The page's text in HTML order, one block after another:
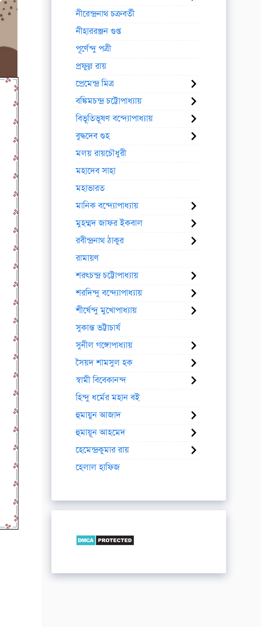
নীরেন্দ্রনাথ চক্রবর্তী
নীহাররঞ্জন গুপ্ত
পূর্ণেন্দু পত্রী
প্রফুল্ল রায়
প্রেমেন্দ্র মিত্র
বঙ্কিমচন্দ্র চট্টোপাধ্যায়
বিভূতিভূষণ বন্দ্যোপাধ্যায়
বুদ্ধদেব গুহ
মলয় রায়চৌধুরী
মহাদেব সাহা
মহাভারত
মানিক বন্দ্যোপাধ্যায়
মুহম্মদ জাফর ইকবাল
রবীন্দ্রনাথ ঠাকুর
রামায়ণ
শরৎচন্দ্র চট্টোপাধ্যায়
শরদিন্দু বন্দ্যোপাধ্যায়
শীর্ষেন্দু মুখোপাধ্যায়
সুকান্ত ভট্টাচার্য
সুনীল গঙ্গোপাধ্যায়
সৈয়দ শামসুল হক
স্বামী বিবেকানন্দ
হিন্দু ধর্মের মহান বই
হুমায়ুন আজাদ
হুমায়ূন আহমেদ
হেমেন্দ্রকুমার রায়
হেলাল হাফিজ